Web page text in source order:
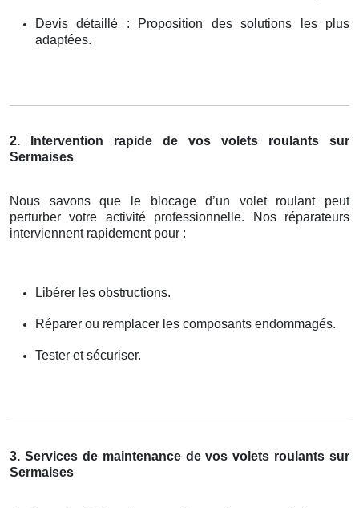
Devis détaillé : Proposition des solutions les plus
adaptées.
2. Intervention rapide de vos volets roulants sur
Sermaises
Nous savons que le blocage d’un volet roulant peut
perturber votre activité professionnelle. Nos réparateurs
interviennent rapidement pour :
Libérer les obstructions.
Réparer ou remplacer les composants endommagés.
Tester et sécuriser.
3. Services de maintenance de vos volets roulants sur
Sermaises